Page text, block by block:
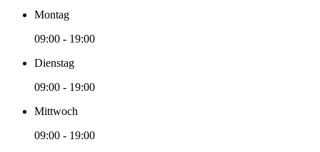
Montag
09:00 - 19:00
Dienstag
09:00 - 19:00
Mittwoch
09:00 - 19:00